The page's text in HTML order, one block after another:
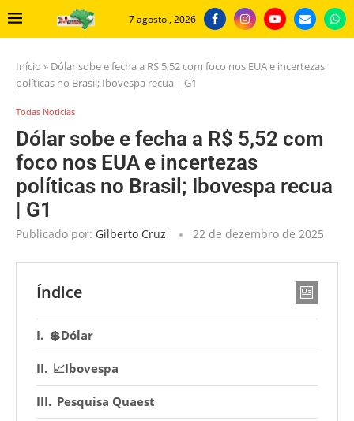
7 agosto , 2026
Início » Dólar sobe e fecha a R$ 5,52 com foco nos EUA e incertezas
políticas no Brasil; Ibovespa recua | G1
Todas Noticias
Dólar sobe e fecha a R$ 5,52 com
foco nos EUA e incertezas
políticas no Brasil; Ibovespa recua
| G1
Publicado por: Gilberto Cruz 22 de dezembro de 2025
Índice
💲Dólar
📈Ibovespa
Pesquisa Quaest